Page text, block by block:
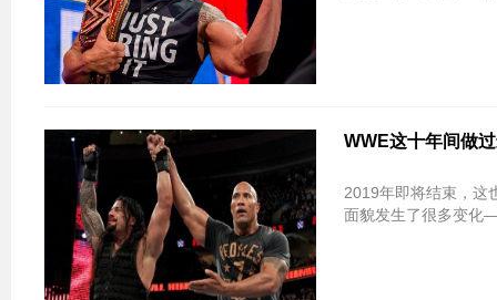
WWE这十年间做
2019年即将结束，这
面貌发生了很多变化